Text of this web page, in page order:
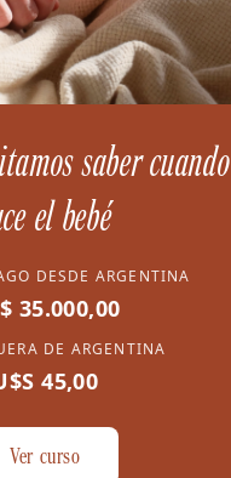
saber cuando
el bebé
DESDE ARGENTINA
35.000,00
DE ARGENTINA
45,00
Ver curso